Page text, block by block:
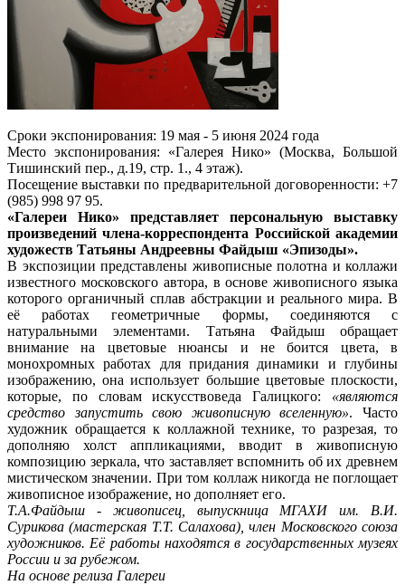
Сроки экспонирования: 19 мая - 5 июня 2024 года
Место экспонирования: «Галерея Нико» (Москва, Большой
Тишинский пер., д.19, стр. 1., 4 этаж).
Посещение выставки по предварительной договоренности: +7
(985) 998 97 95.
«Галереи Нико» представляет персональную выставку
произведений члена-корреспондента Российской академии
художеств Татьяны Андреевны Файдыш «Эпизоды».
В экспозиции представлены живописные полотна и коллажи
известного московского автора, в основе живописного языка
которого органичный сплав абстракции и реального мира. В
её работах геометричные формы, соединяются с
натуральными элементами. Татьяна Файдыш обращает
внимание на цветовые нюансы и не боится цвета, в
монохромных работах для придания динамики и глубины
изображению, она использует большие цветовые плоскости,
которые, по словам искусствоведа Галицкого: «являются
средство запустить свою живописную вселенную». Часто
художник обращается к коллажной технике, то разрезая, то
дополняю холст аппликациями, вводит в живописную
композицию зеркала, что заставляет вспомнить об их древнем
мистическом значении. При том коллаж никогда не поглощает
живописное изображение, но дополняет его.
Т.А.Файдыш - живописец, выпускница МГАХИ им. В.И.
Сурикова (мастерская Т.Т. Салахова), член Московского союза
художников. Её работы находятся в государственных музеях
России и за рубежом.
На основе релиза Галереи